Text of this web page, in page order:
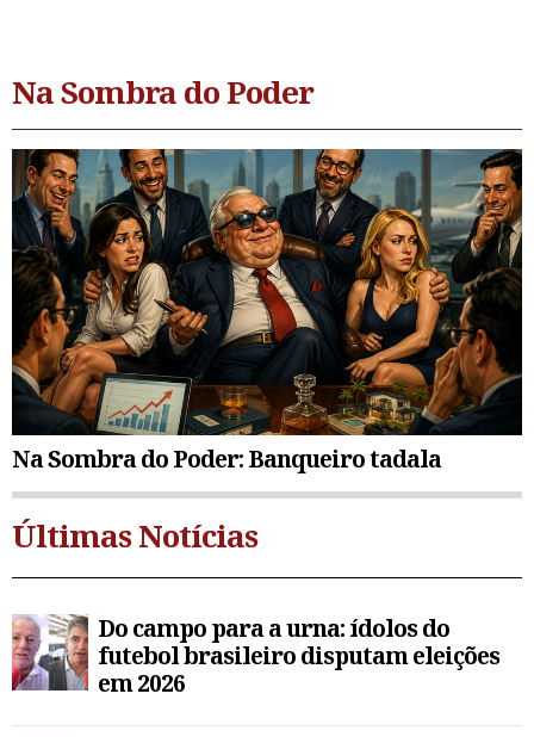
Na Sombra do Poder
Na Sombra do Poder: Banqueiro tadala
Últimas Notícias
Do campo para a urna: ídolos do
futebol brasileiro disputam eleições
em 2026